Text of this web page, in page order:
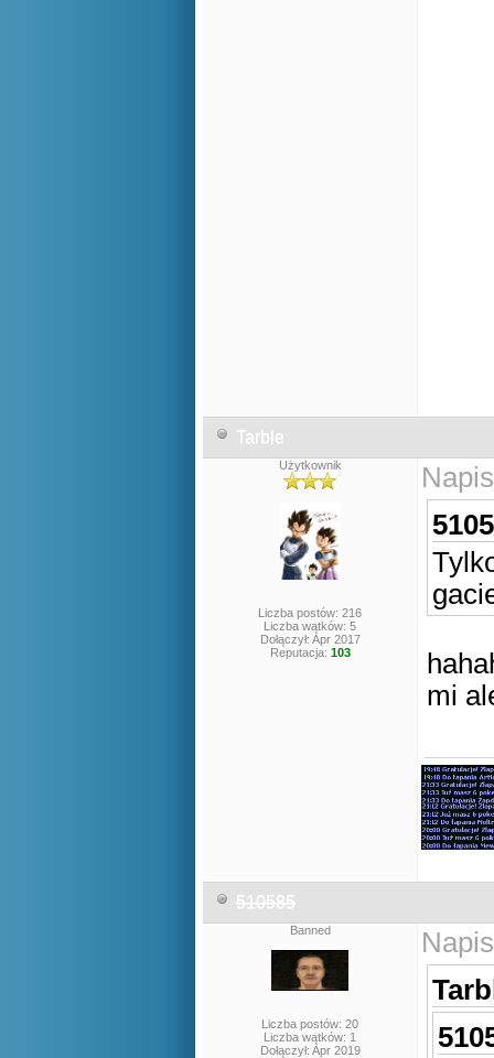
Tarble
Użytkownik
Liczba postów: 216
Liczba wątków: 5
Dołączył: Apr 2017
Reputacja: 103
mi
510585
Banned
Liczba postów: 20
Liczba wątków: 1
Dołączył: Apr 2019